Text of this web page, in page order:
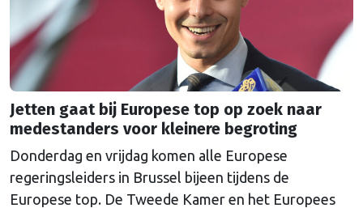
Jetten gaat bij Europese top op zoek naar
medestanders voor kleinere begroting
Donderdag en vrijdag komen alle Europese
regeringsleiders in Brussel bijeen tijdens de
Europese top. De Tweede Kamer en het Europees